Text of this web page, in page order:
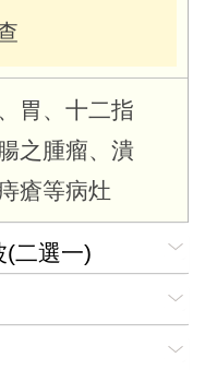
胃、十二指
之腫瘤、潰
瘡等病灶
(二選一)